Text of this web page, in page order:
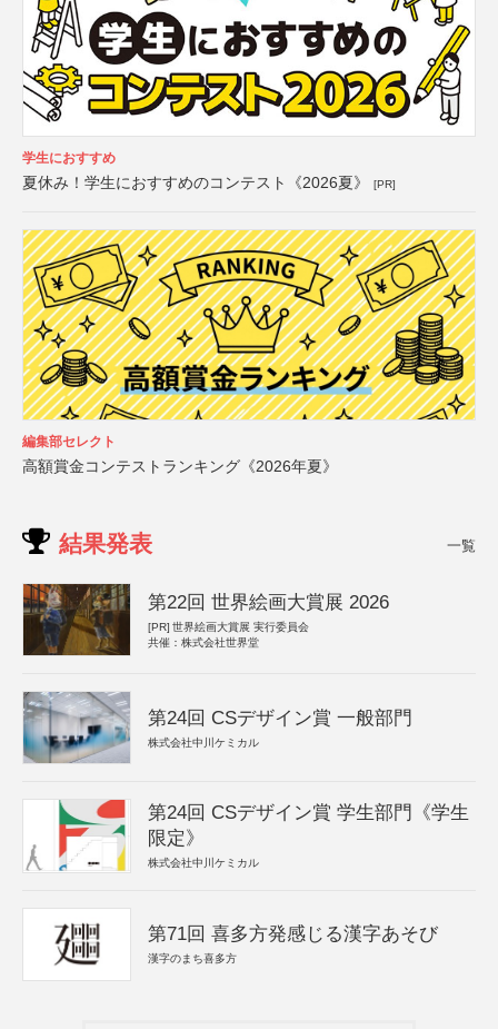
学生におすすめ
夏休み！学生におすすめのコンテスト《2026夏》 [PR]
編集部セレクト
高額賞金コンテストランキング《2026年夏》
結果発表 一覧
第22回 世界絵画大賞展 2026
[PR] 世界絵画大賞展 実行委員会
共催：株式会社世界堂
第24回 CSデザイン賞 一般部門
株式会社中川ケミカル
第24回 CSデザイン賞 学生部門《学生
限定》
株式会社中川ケミカル
第71回 喜多方発感じる漢字あそび
漢字のまち喜多方